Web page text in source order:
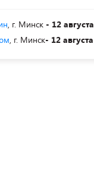
, г. Минск - 12 августа
, г. Минск- 12 августа